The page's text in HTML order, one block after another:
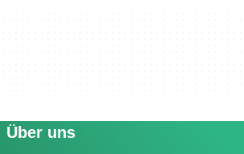
Über uns